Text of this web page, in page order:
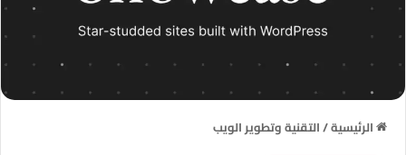
الرئيسية/التقنية وتطوير الويب